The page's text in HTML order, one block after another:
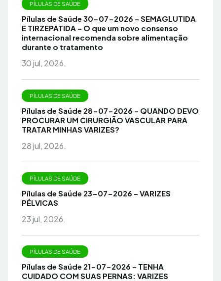
PÍLULAS DE SAÚDE
Pílulas de Saúde 30-07-2026 – SEMAGLUTIDA
E TIRZEPATIDA – O que um novo consenso
internacional recomenda sobre alimentação
durante o tratamento
30 jul, 2026.
PÍLULAS DE SAÚDE
Pílulas de Saúde 28-07-2026 – QUANDO DEVO
PROCURAR UM CIRURGIÃO VASCULAR PARA
TRATAR MINHAS VARIZES?
28 jul, 2026.
PÍLULAS DE SAÚDE
Pílulas de Saúde 23-07-2026 – VARIZES
PÉLVICAS
23 jul, 2026.
PÍLULAS DE SAÚDE
Pílulas de Saúde 21-07-2026 – TENHA
CUIDADO COM SUAS PERNAS: VARIZES